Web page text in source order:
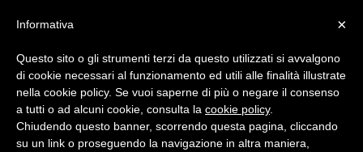
Cronaca
×
Informativa
Questo sito o gli strumenti terzi da questo utilizzati si avvalgono
di cookie necessari al funzionamento ed utili alle finalità illustrate
nella cookie policy. Se vuoi saperne di più o negare il consenso
a tutti o ad alcuni cookie, consulta la cookie policy.
Chiudendo questo banner, scorrendo questa pagina, cliccando
su un link o proseguendo la navigazione in altra maniera,